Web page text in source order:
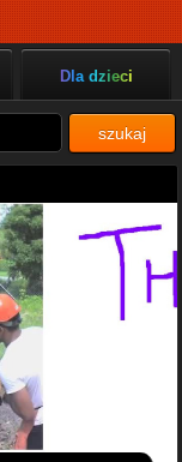
Dla dzieci
szukaj